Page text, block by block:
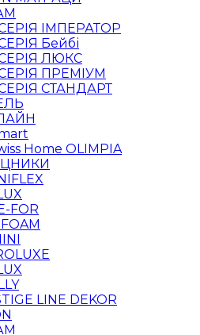
ІМПЕРАТОР
Бейбі
ЛЮКС
ПРЕМІУМ
СТАНДАРТ
Home OLIMPIA
FOR
LINE DEKOR